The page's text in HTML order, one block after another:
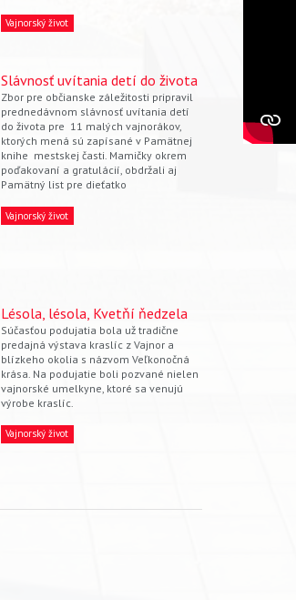
Vajnorský život
Slávnosť uvítania detí do života
Zbor pre občianske záležitosti pripravil
prednedávnom slávnosť uvítania detí
do života pre 11 malých vajnorákov,
ktorých mená sú zapísané v Pamätnej
knihe mestskej časti. Mamičky okrem
poďakovaní a gratulácií, obdržali aj
Pamätný list pre dieťatko
Vajnorský život
Lésola, lésola, Kvetňí ňedzela
Súčasťou podujatia bola už tradične
predajná výstava kraslíc z Vajnor a
blízkeho okolia s názvom Veľkonočná
krása. Na podujatie boli pozvané nielen
vajnorské umelkyne, ktoré sa venujú
výrobe kraslíc.
Vajnorský život